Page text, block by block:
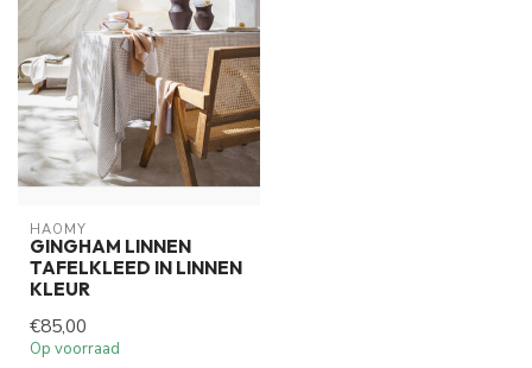
HAOMY
GINGHAM LINNEN
TAFELKLEED IN LINNEN
KLEUR
€85,00
Op voorraad